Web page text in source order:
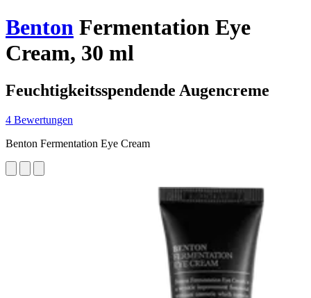
Benton Fermentation Eye
Cream, 30 ml
Feuchtigkeitsspendende Augencreme
4 Bewertungen
Benton Fermentation Eye Cream